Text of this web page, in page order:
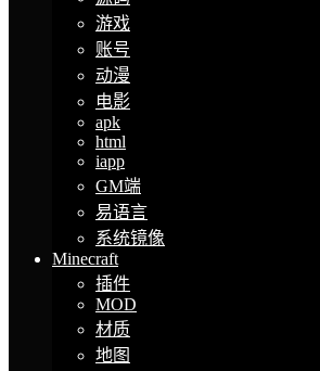
游戏
账号
动漫
电影
apk
html
iapp
GM端
易语言
系统镜像
Minecraft
插件
MOD
材质
地图